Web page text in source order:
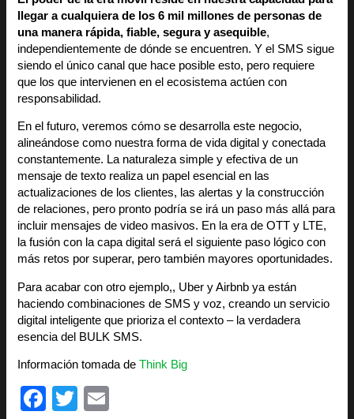
llegar a cualquiera de los 6 mil millones de personas de
una manera rápida, fiable, segura y asequible,
independientemente de dónde se encuentren. Y el SMS sigue
siendo el único canal que hace posible esto, pero requiere
que los que intervienen en el ecosistema actúen con
responsabilidad.
En el futuro, veremos cómo se desarrolla este negocio,
alineándose como nuestra forma de vida digital y conectada
constantemente. La naturaleza simple y efectiva de un
mensaje de texto realiza un papel esencial en las
actualizaciones de los clientes, las alertas y la construcción
de relaciones, pero pronto podría se irá un paso más allá para
incluir mensajes de video masivos. En la era de OTT y LTE,
la fusión con la capa digital será el siguiente paso lógico con
más retos por superar, pero también mayores oportunidades.
Para acabar con otro ejemplo,, Uber y Airbnb ya están
haciendo combinaciones de SMS y voz, creando un servicio
digital inteligente que prioriza el contexto – la verdadera
esencia del BULK SMS.
Información tomada deThink Big
F
T